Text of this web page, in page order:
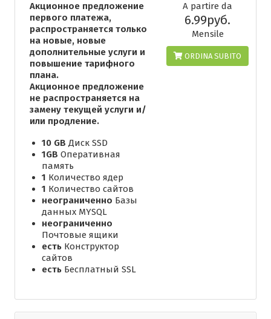
Акционное предложение
первого платежа,
распространяется только
на новые, новые
дополнительные услуги и
повышение тарифного
плана.
Акционное предложение
не распространяется на
замену текущей услуги и/
или продление.
10 GB Диск SSD
1GB Оперативная
память
1 Количество ядер
1 Количество сайтов
неограниченно Базы
данных MYSQL
неограниченно
Почтовые ящики
есть Конструктор
сайтов
есть Бесплатный SSL
A partire da
6.99руб.
Mensile
ORDINA SUBITO